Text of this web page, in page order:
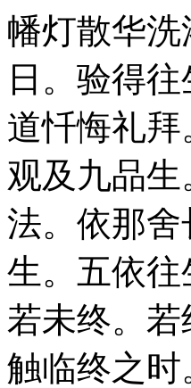
幡灯散华
日。验得
道忏悔礼
观及九品
法。依那
生。五依
若未终。
触临终之